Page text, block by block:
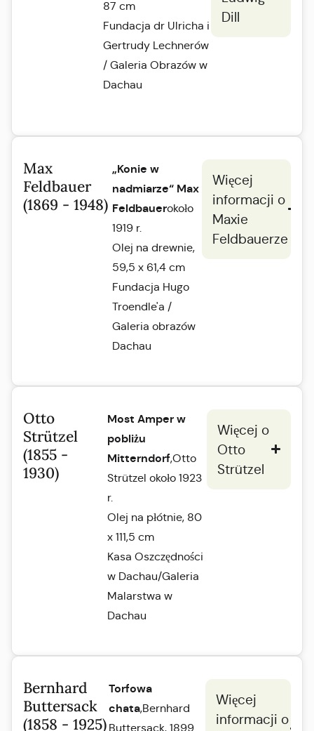
87 cm
Fundacja dr Ulricha i
Gertrudy Lechnerów
/ Galeria Obrazów w
Dachau
Dill
Max
Feldbauer
(1869 - 1948)
„Konie w
nadmiarze“ Max
Feldbauerokoło
1919 r.
Olej na drewnie,
59,5 x 61,4 cm
Fundacja Hugo
Troendle'a /
Galeria obrazów
Dachau
Więcej
informacji o
Maxie
Feldbauerze
Otto
Strützel
(1855 -
1930)
Most Amper w
pobliżu
Mitterndorf,Otto
Strützel około 1923
r.
Olej na płótnie, 80
x 111,5 cm
Kasa Oszczędności
w Dachau/Galeria
Malarstwa w
Dachau
Więcej o
Otto
Strützel
Bernhard
Buttersack
(1858 - 1925)
Torfowa
chata,Bernhard
Buttersack, 1899
Więcej
informacji o